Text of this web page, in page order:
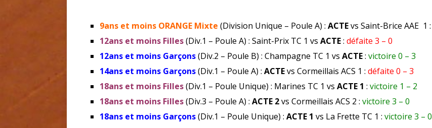
9ans et moins ORANGE Mixte (Division Unique – Poule A) : ACTEvs Saint-Brice AAE 1 :
12ans et moins Filles(Div.1 – Poule A) : Saint-Prix TC 1 vs ACTE: défaite 3 – 0
12ans et moins Garçons(Div.2 – Poule B) : Champagne TC 1 vs ACTE: victoire 0 – 3
14ans et moins Garçons(Div.1 – Poule A) : ACTEvs Cormeillais ACS 1 : défaite 0 – 3
18ans et moins Filles(Div.1 – Poule Unique) : Marines TC 1 vs ACTE 1 : victoire 1 – 2
18ans et moins Filles(Div.3 – Poule A) : ACTE 2vs Cormeillais ACS 2 : victoire 3 – 0
18ans et moins Garçons(Div.1 – Poule Unique) : ACTE 1 vs La Frette TC 1 : victoire 3 – 0